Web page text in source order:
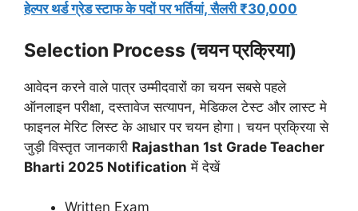
हेल्पर थर्ड ग्रेड स्टाफ के पदों पर भर्तियां, सैलरी ₹30,000
Selection Process (चयन प्रक्रिया)
आवेदन करने वाले पात्र उम्मीदवारों का चयन सबसे पहले
ऑनलाइन परीक्षा, दस्तावेज सत्यापन, मेडिकल टेस्ट और लास्ट मे
फाइनल मेरिट लिस्ट के आधार पर चयन होगा। चयन प्रक्रिया से
जुड़ी विस्तृत जानकारी Rajasthan 1st Grade Teacher
Bharti 2025 Notification में देखें
Written Exam